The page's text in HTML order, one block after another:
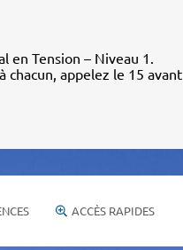
en Tension – Niveau 1.
chacun, appelez le 15 avant
ACCÈS RAPIDES